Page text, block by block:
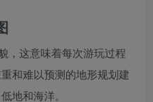
，这意味着每次游玩过程
和难以预测的地形规划建
地和海洋。